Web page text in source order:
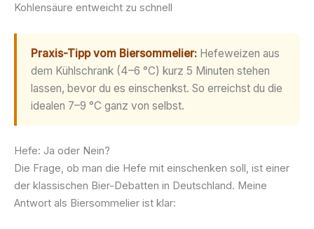
Kohlensäure entweicht zu schnell
Praxis-Tipp vom Biersommelier: Hefeweizen aus
dem Kühlschrank (4–6 °C) kurz 5 Minuten stehen
lassen, bevor du es einschenkst. So erreichst du die
idealen 7–9 °C ganz von selbst.
Hefe: Ja oder Nein?
Die Frage, ob man die Hefe mit einschenken soll, ist einer
der klassischen Bier-Debatten in Deutschland. Meine
Antwort als Biersommelier ist klar: